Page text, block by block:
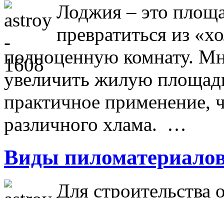
Лоджия – это
превратиться из
полноценную комнату.
увеличить жилую
практичное применение,
различного хлама. …
Виды
Для